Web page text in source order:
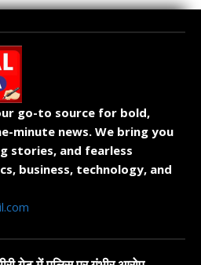
go-to source for bold,
minute news. We bring you
stories, and fearless
business, technology, and